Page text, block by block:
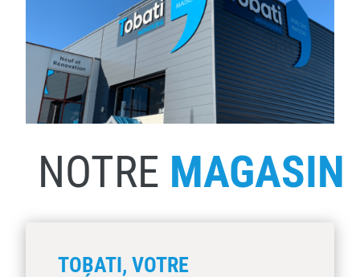
NOTRE MAGASIN
TOBATI, VOTRE